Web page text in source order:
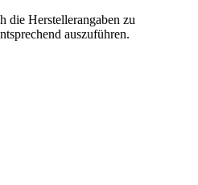
die Herstellerangaben zu
auszuführen.